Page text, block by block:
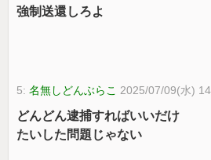
強制送還しろよ
5:名無しどんぶらこ 2025/07/09(水)
どんどん逮捕すればいいだけ
たいした問題じゃない